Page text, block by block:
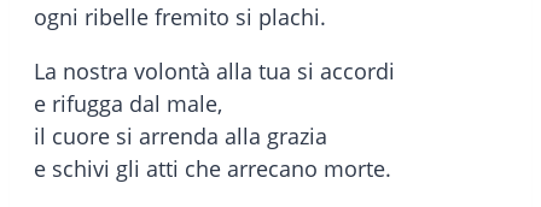
ogni ribelle fremito si plachi.
La nostra volontà alla tua si accordi
e rifugga dal male,
il cuore si arrenda alla grazia
e schivi gli atti che arrecano morte.